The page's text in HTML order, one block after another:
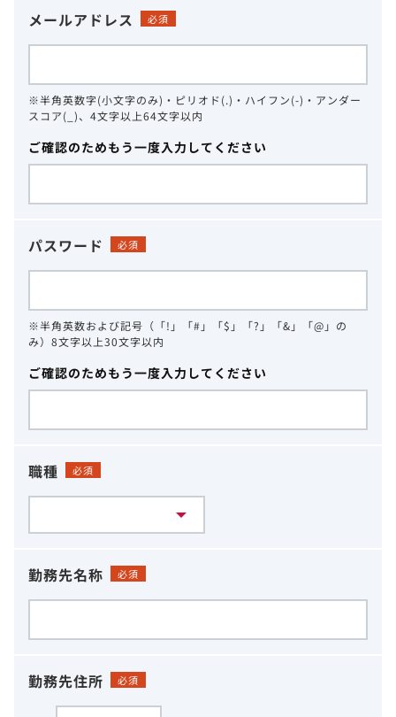
メールアドレス 必須
※半角英数字(小文字のみ)・ピリオド(.)・ハイフン(-)・アンダー
スコア(_)、4文字以上64文字以内
ご確認のためもう一度入力してください
パスワード 必須
※半角英数および記号（「!」「#」「$」「?」「&」「@」の
み）8文字以上30文字以内
ご確認のためもう一度入力してください
職種 必須
勤務先名称 必須
勤務先住所 必須